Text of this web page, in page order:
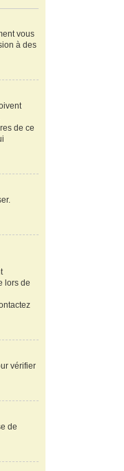
vous
à des
de ce
lors de
vérifier
de